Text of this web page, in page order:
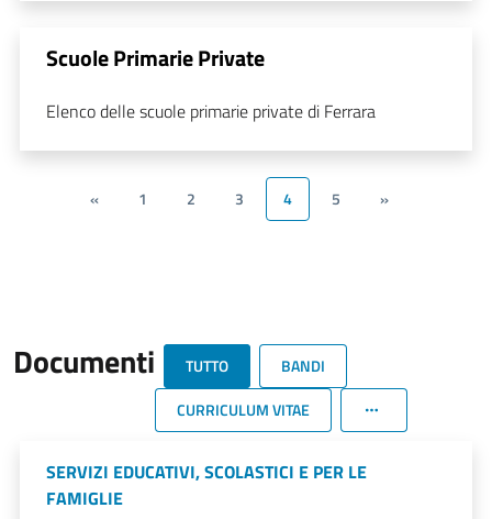
Scuole Primarie Private
Elenco delle scuole primarie private di Ferrara
« 1 2 3 4 5 »
Documenti TUTTO
BANDI
CURRICULUM VITAE
SERVIZI EDUCATIVI, SCOLASTICI E PER LE
FAMIGLIE